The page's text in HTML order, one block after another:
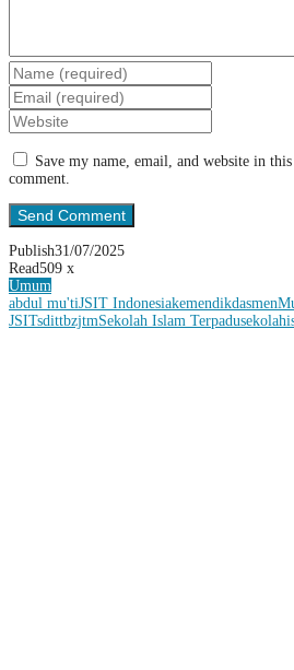
Save my name, email, and website in
comment.
Publish31/07/2025
Read509 x
Umum
abdul mu'tiJSIT Indonesiakemendikdasmen
JSITsdittbzjtmSekolah Islam Terpadu